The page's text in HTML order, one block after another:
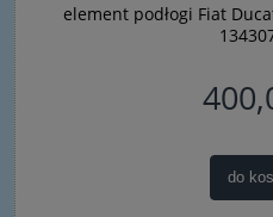
element podłogi Fiat
do